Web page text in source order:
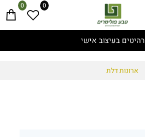
רהיטים בעיצוב אישי
0 0
ארונות דלת